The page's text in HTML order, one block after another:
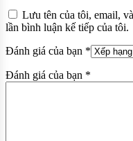
Lưu tên của tôi, email,
lần bình luận kế tiếp của tôi.
Đánh giá của bạn *
Đánh giá của bạn *